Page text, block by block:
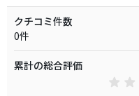
クチコミ件数
0件
累計の総合評価